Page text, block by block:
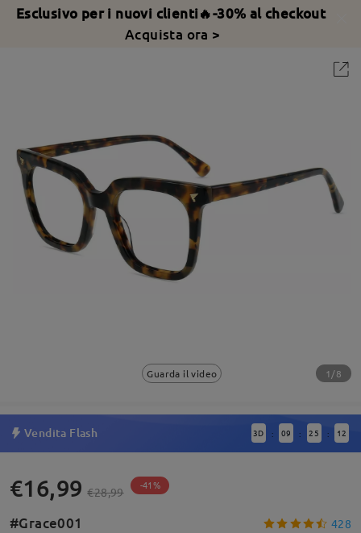
Esclusivo per i nuovi clienti🔥-30% al checkout
Acquista ora >
Guarda il video 1/8
Vendita Flash 3D : 09 : 25 : 11
€16,99 €28,99 -41%
#Grace001 428